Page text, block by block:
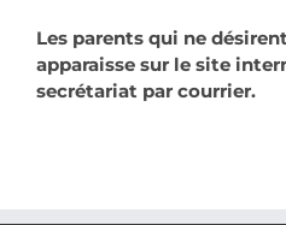
Les parents qui ne
apparaisse sur le site
secrétariat par courrier.